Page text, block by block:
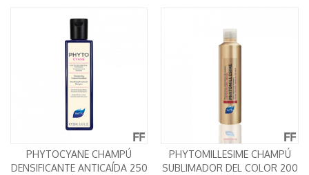
PHYTOCYANE CHAMPÚ
DENSIFICANTE ANTICAÍDA 250
PHYTOMILLESIME CHAMPÚ
SUBLIMADOR DEL COLOR 200